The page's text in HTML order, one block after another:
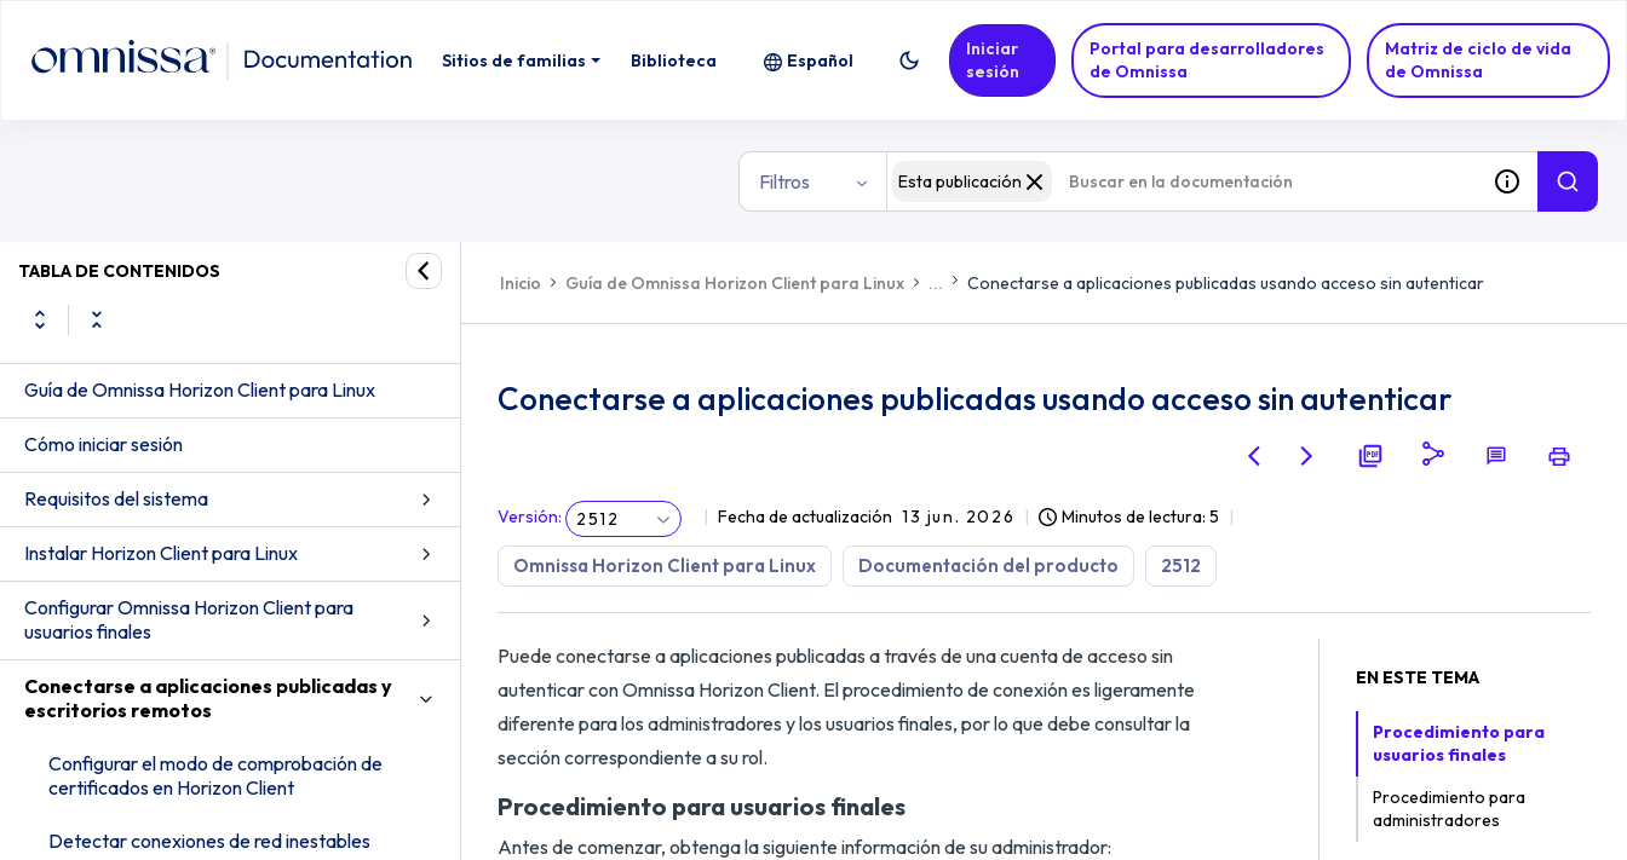
Sitios de familias Biblioteca
Portal para desarrolladores
de Omnissa
Matriz de ciclo de vida
de Omnissa
Español
Iniciar
sesión
Filtros Esta publicación
TABLA DE CONTENIDOS
Guía de Omnissa Horizon Client para Linux
Cómo iniciar sesión
Requisitos del sistema
Instalar Horizon Client para Linux
Configurar Omnissa Horizon Client para
usuarios finales
Conectarse a aplicaciones publicadas y
escritorios remotos
Configurar el modo de comprobación de
certificados en Horizon Client
Detectar conexiones de red inestables
Inicio Guía de Omnissa Horizon Client para Linux ... Conectarse a aplicaciones publicadas usando acceso sin autenticar
Conectarse a aplicaciones publicadas usando acceso sin autenticar
Versión: 2512 Fecha de actualización 13 jun. 2026 Minutos de lectura: 5
Omnissa Horizon Client para Linux Documentación del producto 2512
Puede conectarse a aplicaciones publicadas a través de una cuenta de acceso sin
autenticar con Omnissa Horizon Client. El procedimiento de conexión es ligeramente
diferente para los administradores y los usuarios finales, por lo que debe consultar la
sección correspondiente a su rol.
Procedimiento para usuarios finales
Antes de comenzar, obtenga la siguiente información de su administrador:
EN ESTE TEMA
Procedimiento para
usuarios finales
Procedimiento para
administradores